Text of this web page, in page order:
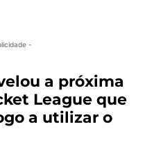
-
a próxima
League que
a utilizar o